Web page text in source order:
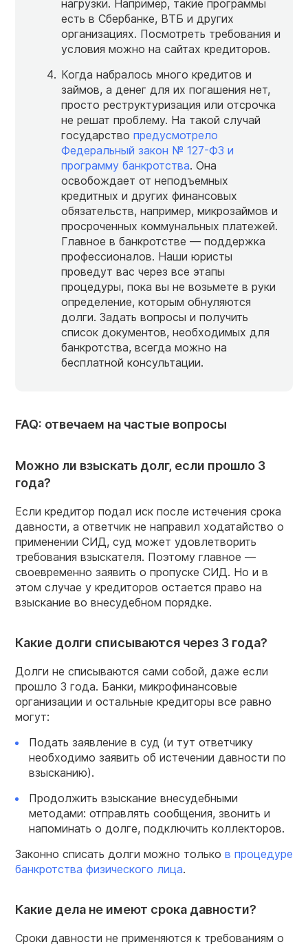
нагрузки. Например, такие программы
есть в Сбербанке, ВТБ и других
организациях. Посмотреть требования и
условия можно на сайтах кредиторов.
Когда набралось много кредитов и
займов, а денег для их погашения нет,
просто реструктуризация или отсрочка
не решат проблему. На такой случай
государство предусмотрело
Федеральный закон № 127-ФЗ и
программу банкротства. Она
освобождает от неподъемных
кредитных и других финансовых
обязательств, например, микрозаймов и
просроченных коммунальных платежей.
Главное в банкротстве — поддержка
профессионалов. Наши юристы
проведут вас через все этапы
процедуры, пока вы не возьмете в руки
определение, которым обнуляются
долги. Задать вопросы и получить
список документов, необходимых для
банкротства, всегда можно на
бесплатной консультации.
FAQ: отвечаем на частые вопросы
Можно ли взыскать долг, если прошло 3
года?
Если кредитор подал иск после истечения срока
давности, а ответчик не направил ходатайство о
применении СИД, суд может удовлетворить
требования взыскателя. Поэтому главное —
своевременно заявить о пропуске СИД. Но и в
этом случае у кредиторов остается право на
взыскание во внесудебном порядке.
Какие долги списываются через 3 года?
Долги не списываются сами собой, даже если
прошло 3 года. Банки, микрофинансовые
организации и остальные кредиторы все равно
могут:
Подать заявление в суд (и тут ответчику
необходимо заявить об истечении давности по
взысканию).
Продолжить взыскание внесудебными
методами: отправлять сообщения, звонить и
напоминать о долге, подключить коллекторов.
Законно списать долги можно только в процедуре
банкротства физического лица.
Какие дела не имеют срока давности?
Сроки давности не применяются к требованиям о